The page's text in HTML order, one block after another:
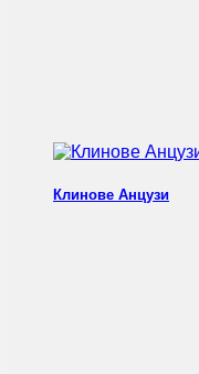
Клинове Анцузи